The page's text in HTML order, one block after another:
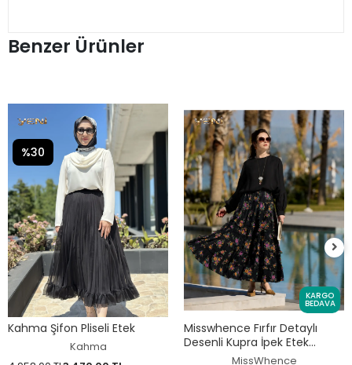
Benzer Ürünler
Kahma Şifon Pliseli Etek
Kahma
%30
KARGO
BEDAVA
Misswhence Fırfır Detaylı
Desenli Kupra İpek Etek
MissWhence